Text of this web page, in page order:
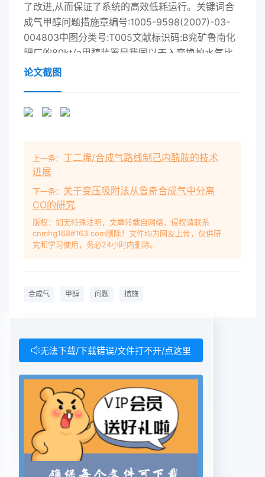
了改进,从而保证了系统的高效低耗运行。关键词合
成气甲醇问题措施章编号:1005-9598(2007)-03-
004803中图分类号:T005文献标识码:B兖矿鲁南化
肥厂的80kt/a甲醇装置是我国以于入变换炉水气比
控制太低,当时水气比低于0.1Texaco煤气为原料气,
Texaco煤气为原料气,经中温部比控制太高,势必会降
的变换反应热而送往甲醇合成工段,采用5.0MPa低压
法合成粗甲醇,有明显的温升,有时会超过热点指标。
正常操作时的合成塔为“绝热一管壳型”反应器。
2000年6月建成,水气比控制在0.27-0.35。实现了化
工投料试车的一次成功,投产后4个多月达实际操作
中,水气比的影响因素主要是两个方到了设计能力,产
锅换热面积一定,换热后水气比已达100kt/a。甲醇系
的解决措施。响;第二,0.4Pa蒸汽管网压力。由于废
锅所产蒸汽送入系统管网,管网的压力波动对废锅的
压力操作有1变换炉的操作较大影响。在2001年9月
22日变换系统开车时,由于管网压力不稳,蒸汽压力在
0.6MPa~0.3MPa波动,从德士古气化来的合成气含
C0体积分数45.23%,自调阀无法调节,造成入炉水气
比随之波动,致使炉这样高的含碳率显然不能满足合
成甲醇的要求,必须温超至700℃。所以,气化系统入
净化系统水煤气温将CO进行部分变换,使变换炉出口
论文截图
上一条： 丁二烯/合成气路线制己内酰胺的技术
进展
下一条： 关于变压吸附法从鲁奇合成气中分离
CO的研究
版权：如无特殊注明，文章转载自网络，侵权请联系
cnmhg168#163.com删除！文件均为网友上传，仅供研
究和学习使用，务必24小时内删除。
合成气 甲醇 问题 措施
无法下载/下载错误/文件打不开/点这里